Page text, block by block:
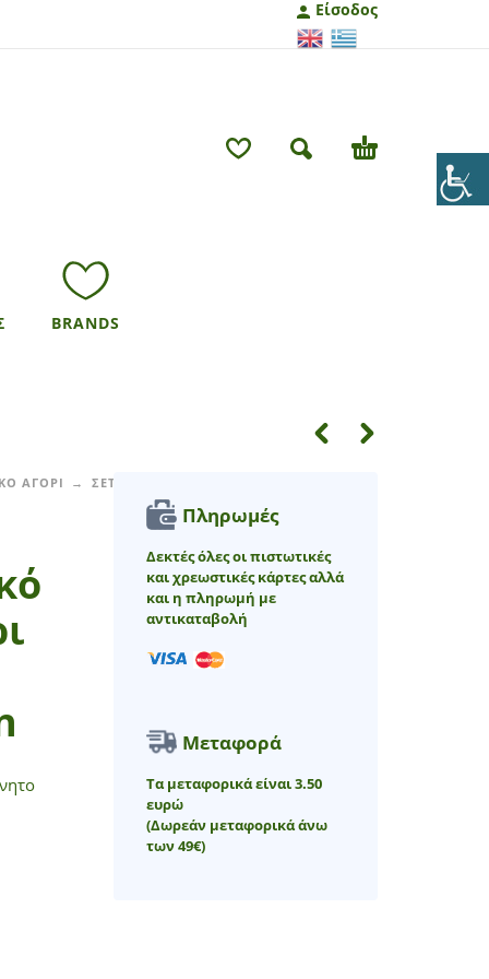
Είσοδος
BRANDS
ΑΓΟΡΙ ΣΕΤ ΒΡΕΦΙΚΟ ΑΓΟΡΙ
Πληρωμές
Δεκτές όλες οι πιστωτικές
και χρεωστικές κάρτες αλλά
και η πληρωμή με
αντικαταβολή
Μεταφορά
Τα μεταφορικά είναι 3.50
ευρώ
(Δωρεάν μεταφορικά άνω
των 49€)